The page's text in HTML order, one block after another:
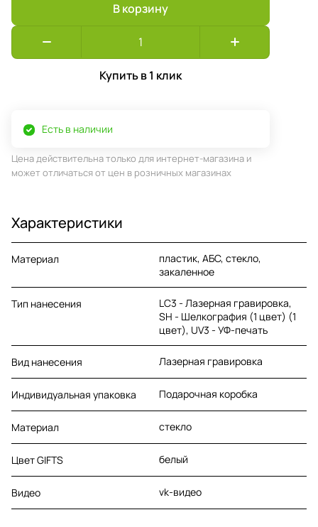
В корзину
Купить в 1 клик
Есть в наличии
Цена действительна только для интернет-магазина и
может отличаться от цен в розничных магазинах
Характеристики
Материал
пластик, АБС, стекло,
закаленное
Тип нанесения
LC3 - Лазерная гравировка,
SH - Шелкография (1 цвет) (1
цвет), UV3 - УФ-печать
Вид нанесения Лазерная гравировка
Индивидуальная упаковка Подарочная коробка
Материал стекло
Цвет GIFTS белый
Видео vk-видео